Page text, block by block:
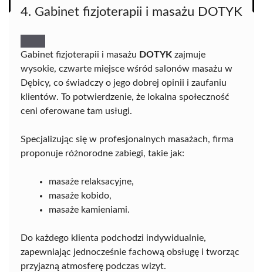
4. Gabinet fizjoterapii i masażu DOTYK
Gabinet fizjoterapii i masażu DOTYK zajmuje
wysokie, czwarte miejsce wśród salonów masażu w
Dębicy, co świadczy o jego dobrej opinii i zaufaniu
klientów. To potwierdzenie, że lokalna społeczność
ceni oferowane tam usługi.
Specjalizując się w profesjonalnych masażach, firma
proponuje różnorodne zabiegi, takie jak:
masaże relaksacyjne,
masaże kobido,
masaże kamieniami.
Do każdego klienta podchodzi indywidualnie,
zapewniając jednocześnie fachową obsługę i tworząc
przyjazną atmosferę podczas wizyt.